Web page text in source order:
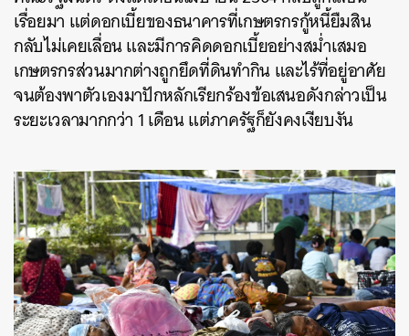
เรื่อยมา แต่ดอกเบี้ยของธนาคารที่เกษตรกรกู้หนี้ยืมสิน
กลับไม่เคยเลื่อน และมีการคิดดอกเบี้ยอย่างสม่ำเสมอ
เกษตรกรส่วนมากต่างถูกยึดที่ดินทำกิน และไร้ที่อยู่อาศัย
จนต้องพาตัวเองมาปักหลักเรียกร้องข้อเสนอดังกล่าวเป็น
ระยะเวลามากกว่า 1 เดือน แต่ภาครัฐก็ยังคงเงียบงัน